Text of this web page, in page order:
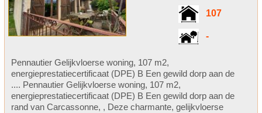
107
-
Pennautier Gelijkvloerse woning, 107 m2,
energieprestatiecertificaat (DPE) B Een gewild dorp aan de
.... Pennautier Gelijkvloerse woning, 107 m2,
energieprestatiecertificaat (DPE) B Een gewild dorp aan de
rand van Carcassonne, , Deze charmante, gelijkvloerse